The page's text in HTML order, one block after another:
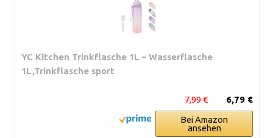
YC Kitchen Trinkflasche 1L – Wasserflasche
1L,Trinkflasche sport
6,79 €
7,99 €
Bei Amazon
ansehen